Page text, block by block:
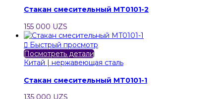
Стакан смесительный MT0101-2
155 000 UZS
 Быстрый просмотр
Посмотреть детали
Китай | нержавеющая сталь
Стакан смесительный MT0101-1